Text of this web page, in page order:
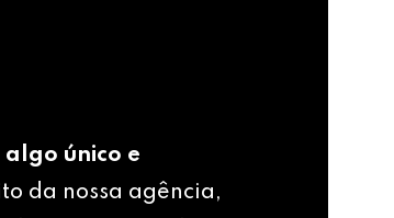
único e
da nossa agência,